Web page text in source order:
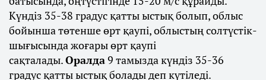
Күндіз 35-38 градус қатты ыстық болып, облыс
бойынша төтенше өрт қаупі, облыстың солтүстік-
шығысында жоғары өрт қаупі
сақталады.Оралда9 тамызда күндіз 35-36
градус қатты ыстық болады деп күтіледі.